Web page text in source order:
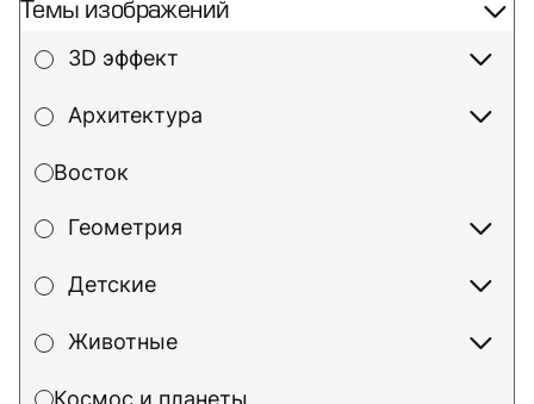
Темы изображений
3D эффект
Архитектура
Восток
Геометрия
Детские
Животные
Космос и планеты